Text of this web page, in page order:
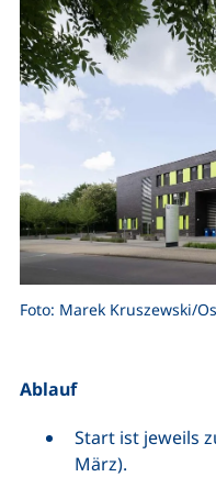
Foto: Marek Kruszewski/
Ablauf
Start ist jeweils
März).